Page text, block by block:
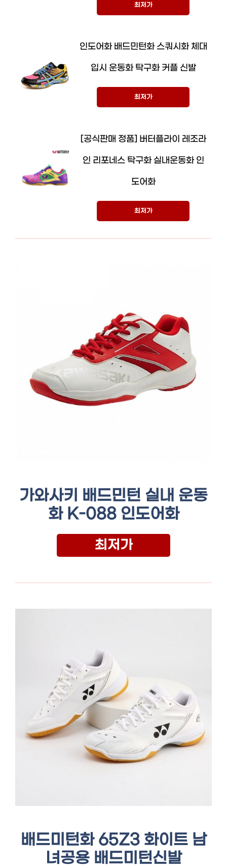
최저가
인도어화 배드민턴화 스쿼시화 체대
입시 운동화 탁구화 커플 신발
최저가
[공식판매 정품] 버터플라이 레조라
인 리포네스 탁구화 실내운동화 인
도어화
최저가
가와사키 배드민턴 실내 운동
화 K-088 인도어화
최저가
배드미턴화 65Z3 화이트 남
녀공용 배드미턴신발